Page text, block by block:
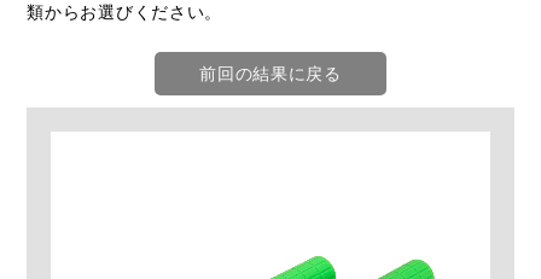
類からお選びください。
前回の結果に戻る